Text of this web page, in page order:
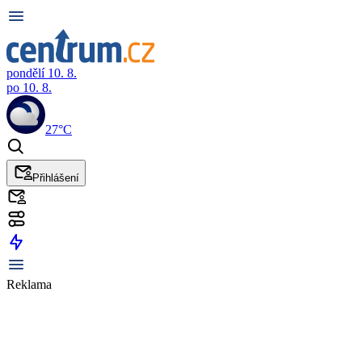
pondělí 10. 8.
po 10. 8.
27°C
Přihlášení
Reklama